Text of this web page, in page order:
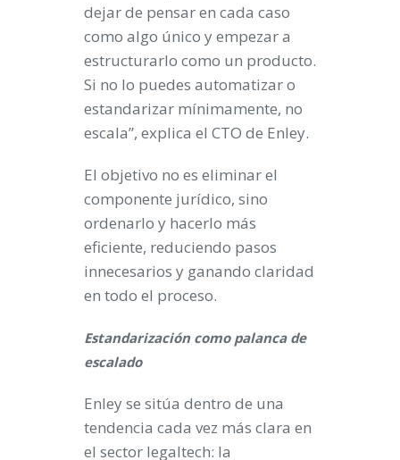
dejar de pensar en cada caso
como algo único y empezar a
estructurarlo como un producto.
Si no lo puedes automatizar o
estandarizar mínimamente, no
escala”, explica el CTO de Enley.
El objetivo no es eliminar el
componente jurídico, sino
ordenarlo y hacerlo más
eficiente, reduciendo pasos
innecesarios y ganando claridad
en todo el proceso.
Estandarización como palanca de
escalado
Enley se sitúa dentro de una
tendencia cada vez más clara en
el sector legaltech: la